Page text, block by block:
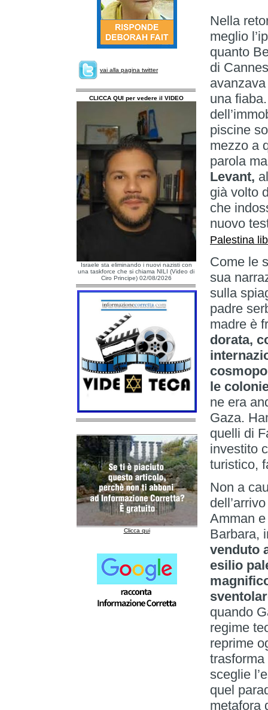
vai alla pagina twitter
CLICCA QUI per vedere il VIDEO
Israele sta eliminando i nuovi nazisti con
una taskforce che si chiama NILI (Video di
Ciro Principe) 02/08/2026
Clicca qui
Nella
meglio
quanto
di
una
piscine
mezzo a
parola
Levant,
già volto
che
nuovo
Palestina
Come le
sua
sulla
padre
madre è
dorata,
le
ne era
Gaza.
quelli di
investito
turistico,
Non a
Amman
Barbara,
venduto
esilio
quando
regime
reprime
sceglie
quel
metafora